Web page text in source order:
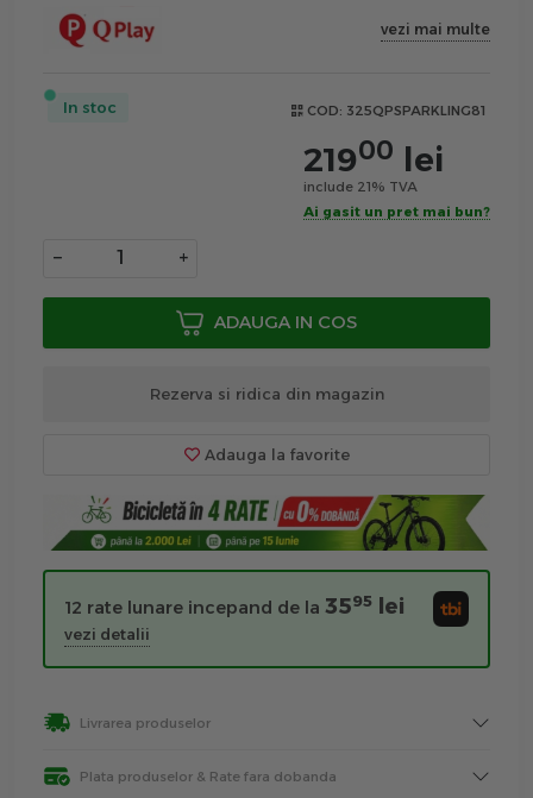
vezi mai multe
In stoc COD: 325QPSPARKLING81
21900 lei
include 21% TVA
Ai gasit un pret mai bun?
− +
ADAUGA IN COS
Rezerva si ridica din magazin
Adauga la favorite
12 rate lunare incepand de la 3595 lei
vezi detalii
Livrarea produselor
Plata produselor & Rate fara dobanda